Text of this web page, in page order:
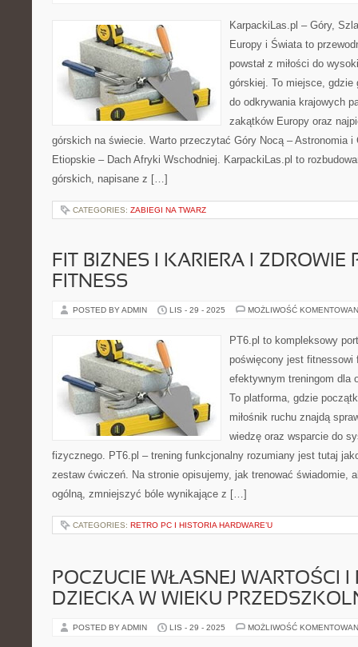
KarpackiLas.pl – Góry,
Europy i Świata to
powstał z miłości do
górskiej. To miejsce, gdzie
do odkrywania krajowych
zakątków Europy oraz
górskich na świecie. Warto przeczytać Góry Nocą – Astronomia i
Etiopskie – Dach Afryki Wschodniej. KarpackiLas.pl to
górskich, napisane z […]
CATEGORIES: ZABIEGI NA TWARZ
FIT BIZNES I KARIERA I ZDROWIE
FITNESS
POSTED BY ADMIN LIS - 29 - 2025 MOŻLIWOŚĆ
PT6.pl to kompleksowy
poświęcony jest fitnessowi
efektywnym treningom dla
To platforma, gdzie
miłośnik ruchu znajdą
wiedzę oraz wsparcie do
fizycznego. PT6.pl – trening funkcjonalny rozumiany jest tutaj
zestaw ćwiczeń. Na stronie opisujemy, jak trenować świadomie,
ogólną, zmniejszyć bóle wynikające z […]
CATEGORIES: RETRO PC I HISTORIA HARDWARE’U
POCZUCIE WŁASNEJ WARTOŚCI
DZIECKA W WIEKU
POSTED BY ADMIN LIS - 29 - 2025 MOŻLIWOŚĆ